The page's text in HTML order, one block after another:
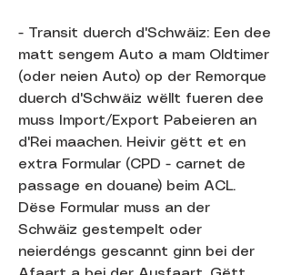
- Transit duerch d'Schwäiz: Een dee
matt sengem Auto a mam Oldtimer
(oder neien Auto) op der Remorque
duerch d'Schwäiz wëllt fueren dee
muss Import/Export Pabeieren an
d'Rei maachen. Heivir gëtt et en
extra Formular (CPD - carnet de
passage en douane) beim ACL.
Dëse Formular muss an der
Schwäiz gestempelt oder
neierdéngs gescannt ginn bei der